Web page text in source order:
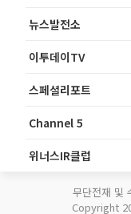
뉴스발전소
이투데이TV
스페셜리포트
Channel 5
위너스IR클럽
무단전재 및
Copyright